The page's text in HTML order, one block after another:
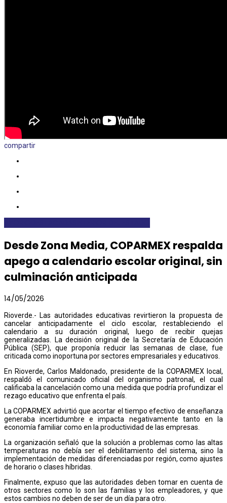
compartir
Desde Zona Media, COPARMEX respalda
apego a calendario escolar original, sin
culminación anticipada
14/05/2026
Rioverde.- Las autoridades educativas revirtieron la propuesta de
cancelar anticipadamente el ciclo escolar, restableciendo el
calendario a su duración original, luego de recibir quejas
generalizadas. La decisión original de la Secretaría de Educación
Pública (SEP), que proponía reducir las semanas de clase, fue
criticada como inoportuna por sectores empresariales y educativos.
En Rioverde, Carlos Maldonado, presidente de la COPARMEX local,
respaldó el comunicado oficial del organismo patronal, el cual
calificaba la cancelación como una medida que podría profundizar el
rezago educativo que enfrenta el país.
La COPARMEX advirtió que acortar el tiempo efectivo de enseñanza
generaba incertidumbre e impacta negativamente tanto en la
economía familiar como en la productividad de las empresas.
La organización señaló que la solución a problemas como las altas
temperaturas no debía ser el debilitamiento del sistema, sino la
implementación de medidas diferenciadas por región, como ajustes
de horario o clases híbridas.
Finalmente, expuso que las autoridades deben tomar en cuenta de
otros sectores como lo son las familias y los empleadores, y que
estos cambios no deben de ser de un día para otro.